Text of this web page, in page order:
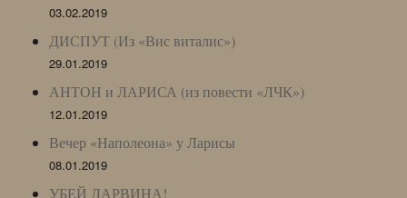
03.02.2019
ДИСПУТ (Из «Вис виталис»)
29.01.2019
АНТОН и ЛАРИСА (из повести «ЛЧК»)
12.01.2019
Вечер «Наполеона» у Ларисы
08.01.2019
УБЕЙ ДАРВИНА!